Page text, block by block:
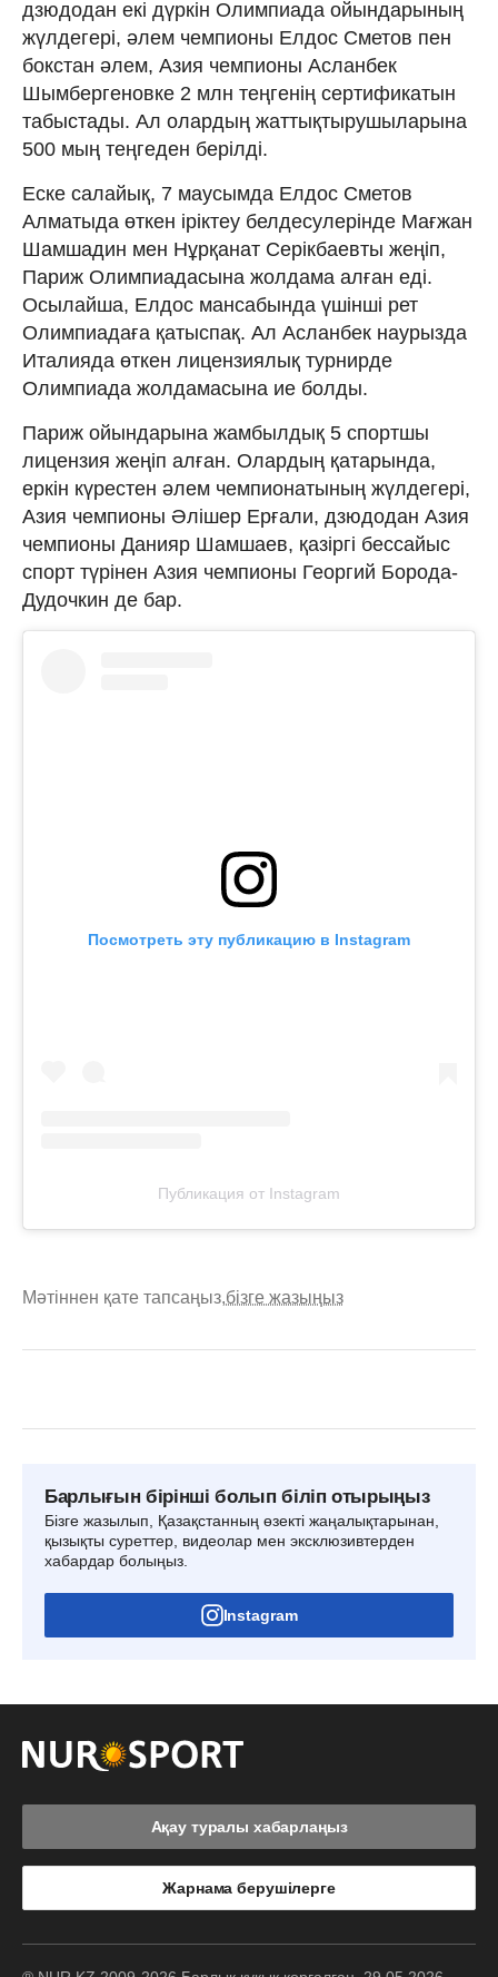
дзюдодан екі дүркін Олимпиада ойындарының
жүлдегері, әлем чемпионы Елдос Сметов пен
бокстан әлем, Азия чемпионы Асланбек
Шымбергеновке 2 млн теңгенің сертификатын
табыстады. Ал олардың жаттықтырушыларына
500 мың теңгеден берілді.
Еске салайық, 7 маусымда Елдос Сметов
Алматыда өткен іріктеу белдесулерінде Мағжан
Шамшадин мен Нұрқанат Серікбаевты жеңіп,
Париж Олимпиадасына жолдама алған еді.
Осылайша, Елдос мансабында үшінші рет
Олимпиадаға қатыспақ. Ал Асланбек наурызда
Италияда өткен лицензиялық турнирде
Олимпиада жолдамасына ие болды.
Париж ойындарына жамбылдық 5 спортшы
лицензия жеңіп алған. Олардың қатарында,
еркін күрестен әлем чемпионатының жүлдегері,
Азия чемпионы Әлішер Ерғали, дзюдодан Азия
чемпионы Данияр Шамшаев, қазіргі бессайыс
спорт түрінен Азия чемпионы Георгий Борода-
Дудочкин де бар.
Посмотреть эту публикацию в Instagram
Публикация от Instagram
Мәтіннен қате тапсаңыз,бізге жазыңыз
Барлығын бірінші болып біліп отырыңыз
Бізге жазылып, Қазақстанның өзекті жаңалықтарынан,
қызықты суреттер, видеолар мен эксклюзивтерден
хабардар болыңыз.
Instagram
Ақау туралы хабарлаңыз
Жарнама берушілерге